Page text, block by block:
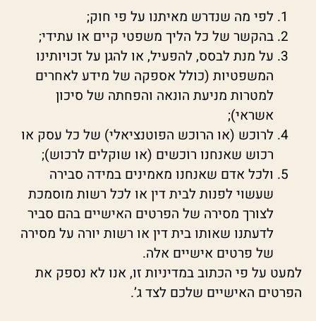
לפי מה שנדרש מאיתנו על פי חוק;
בהקשר של כל הליך משפטי קיים או עתידי;
על מנת לבסס, להפעיל, או להגן על זכויותינו
המשפטיות (כולל אספקה של מידע לאחרים
למטרות מניעת הונאה והפחתה של סיכון
אשראי);
לרוכש (או הרוכש הפוטנציאלי) של כל עסק או
רכוש שאנחנו רוכשים (או שוקלים לרכוש);
ולכל אדם שאנחנו מאמינים במידה סבירה
שעשוי לפנות לבית דין או לכל רשות מוסמכת
לצורך מסירה של הפרטים האישיים בהם סביר
לדעתנו שאותו בית דין או רשות יורה על מסירה
של פרטים אישיים אלה.
למעט על פי הכתוב במדיניות זו, אנו לא נספק את
הפרטים האישיים שלכם לצד ג’.